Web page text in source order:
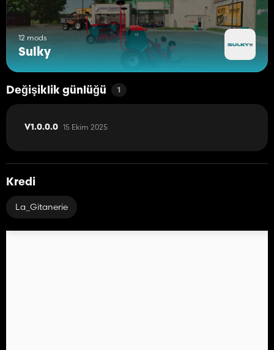
12 mods
Sulky
Değişiklik günlüğü 1
V1.0.0.0 15 Ekim 2025
Kredi
La_Gitanerie